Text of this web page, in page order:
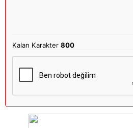
Kalan Karakter800